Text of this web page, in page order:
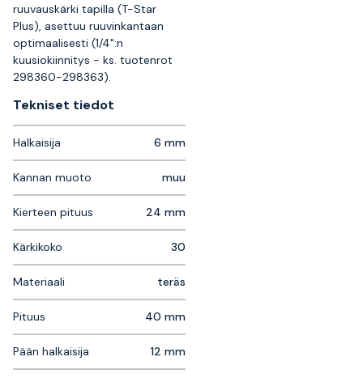
ruuvauskärki tapilla (T-Star
Plus), asettuu ruuvinkantaan
optimaalisesti (1/4":n
kuusiokiinnitys - ks. tuotenrot
298360-298363).
Tekniset tiedot
Halkaisija 6 mm
Kannan muoto muu
Kierteen pituus 24 mm
Kärkikoko 30
Materiaali teräs
Pituus 40 mm
Pään halkaisija 12 mm